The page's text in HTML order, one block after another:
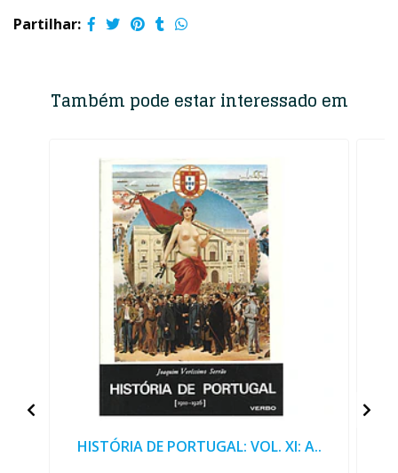
Partilhar:
Também pode estar interessado em
HISTÓRIA DE PORTUGAL: VOL. XI: A..